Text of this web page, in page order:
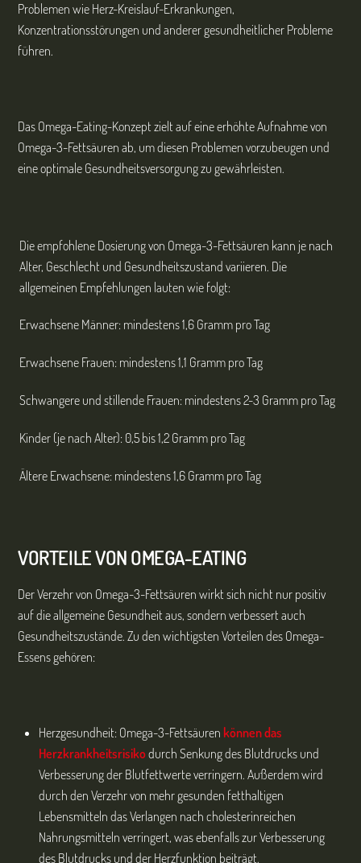
Problemen wie Herz-Kreislauf-Erkrankungen,
Konzentrationsstörungen und anderer gesundheitlicher Probleme
führen.
Das Omega-Eating-Konzept zielt auf eine erhöhte Aufnahme von
Omega-3-Fettsäuren ab, um diesen Problemen vorzubeugen und
eine optimale Gesundheitsversorgung zu gewährleisten.
Die empfohlene Dosierung von Omega-3-Fettsäuren kann je nach
Alter, Geschlecht und Gesundheitszustand variieren. Die
allgemeinen Empfehlungen lauten wie folgt:
Erwachsene Männer: mindestens 1,6 Gramm pro Tag
Erwachsene Frauen: mindestens 1,1 Gramm pro Tag
Schwangere und stillende Frauen: mindestens 2-3 Gramm pro Tag
Kinder (je nach Alter): 0,5 bis 1,2 Gramm pro Tag
Ältere Erwachsene: mindestens 1,6 Gramm pro Tag
VORTEILE VON OMEGA-EATING
Der Verzehr von Omega-3-Fettsäuren wirkt sich nicht nur positiv
auf die allgemeine Gesundheit aus, sondern verbessert auch
Gesundheitszustände. Zu den wichtigsten Vorteilen des Omega-
Essens gehören:
Herzgesundheit: Omega-3-Fettsäuren können das
Herzkrankheitsrisikodurch Senkung des Blutdrucks und
Verbesserung der Blutfettwerte verringern. Außerdem wird
durch den Verzehr von mehr gesunden fetthaltigen
Lebensmitteln das Verlangen nach cholesterinreichen
Nahrungsmitteln verringert, was ebenfalls zur Verbesserung
des Blutdrucks und der Herzfunktion beiträgt.